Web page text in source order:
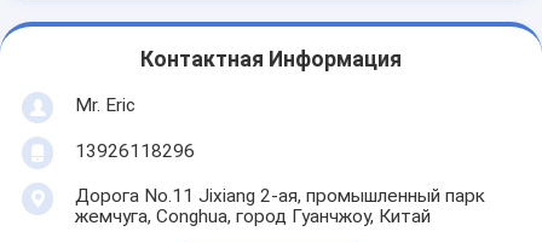
Контактная Информация
Mr. Eric
13926118296
Дорога No.11 Jixiang 2-ая, промышленный парк
жемчуга, Conghua, город Гуанчжоу, Китай